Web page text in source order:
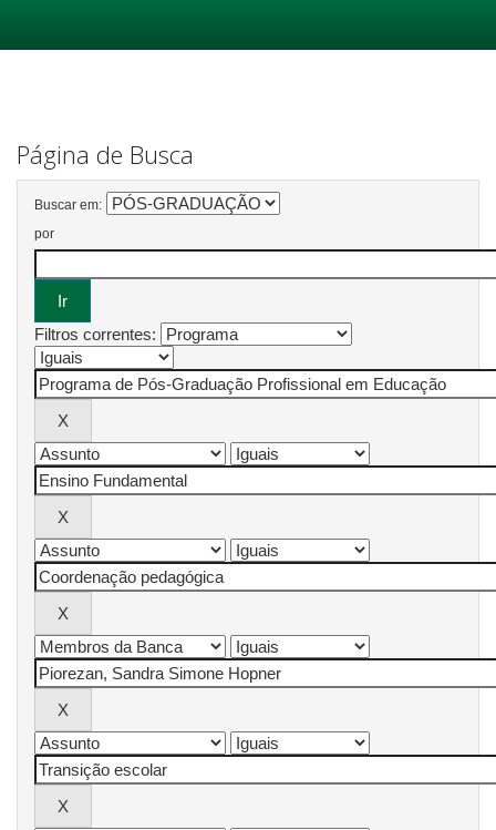
Página de Busca
Buscar em:
por
Filtros correntes: